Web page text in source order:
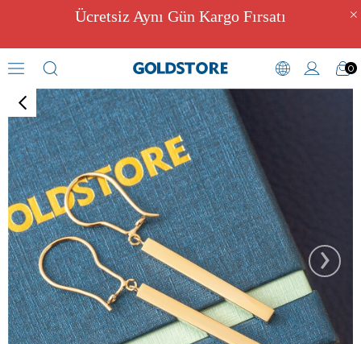
Ücretsiz Aynı Gün Kargo Fırsatı
0
Figürlü Küpeler
›